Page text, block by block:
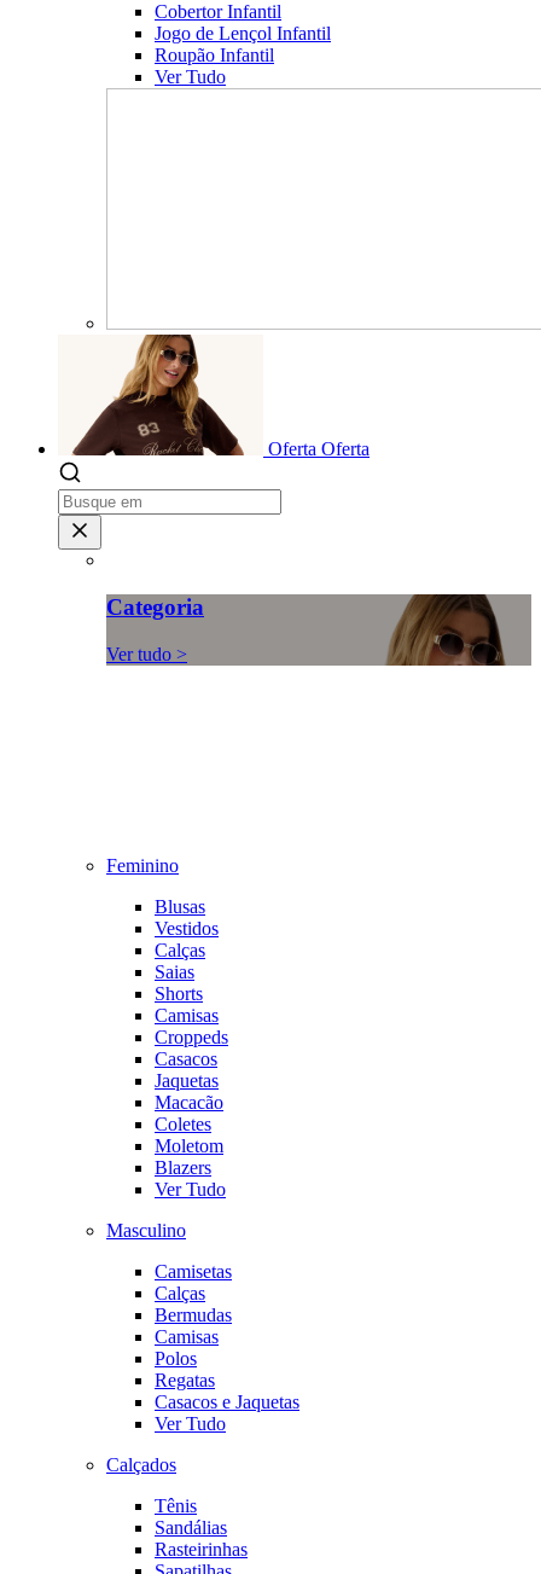
Cobertor Infantil
Jogo de Lençol Infantil
Roupão Infantil
Ver Tudo
Oferta Oferta
Categoria
Ver tudo >
Feminino
Blusas
Vestidos
Calças
Saias
Shorts
Camisas
Croppeds
Casacos
Jaquetas
Macacão
Coletes
Moletom
Blazers
Ver Tudo
Masculino
Camisetas
Calças
Bermudas
Camisas
Polos
Regatas
Casacos e Jaquetas
Ver Tudo
Calçados
Tênis
Sandálias
Rasteirinhas